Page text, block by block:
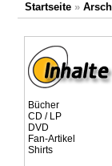
Startseite »
Bücher
CD / LP
DVD
Fan-Artikel
Shirts